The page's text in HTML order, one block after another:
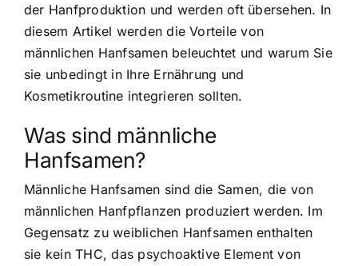
der Hanfproduktion und werden oft übersehen. In
diesem Artikel werden dieVorteile von
männlichen Hanfsamenbeleuchtet und warum Sie
sie unbedingt in Ihre Ernährung und
Kosmetikroutine integrieren sollten.
Was sind männliche
Hanfsamen?
Männliche Hanfsamen sind die Samen, die von
männlichen Hanfpflanzen produziert werden. Im
Gegensatz zu weiblichen Hanfsamen enthalten
sie kein THC, das psychoaktive Element von